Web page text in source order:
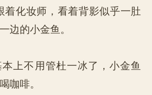
着化妆师，看着背影似乎一肚
边的小金鱼。
不用管杜一冰了，小金鱼
咖啡。